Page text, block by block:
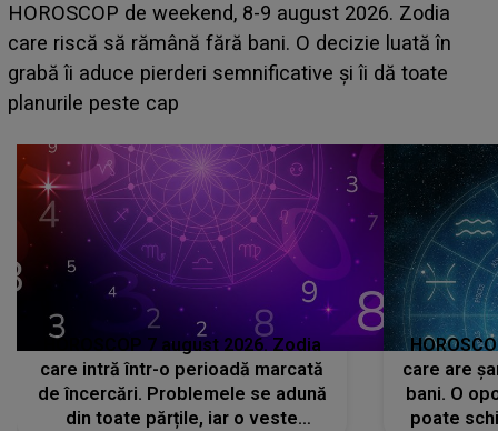
Emanuel a ținut ACEST DETALIU ASCUNS până
acum! În fața Alexandrei, concurentul din Casa Iubirii
face o MĂRTURISIRE NEAȘTEPTATĂ despre mama
sa: "I-am spus și ei în față, eu nu te iubesc pentru
HOROSCOP 7 august 2026. Zodia
care intră într-o perioadă marcată
de încercări. Problemele se adună
din toate părțile, iar o veste
care are
bani. O
poate